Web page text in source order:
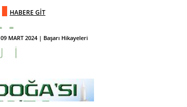
09 MART 2024 | Başarı Hikayeleri
HABERE GİT